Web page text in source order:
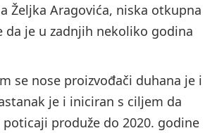
Željka Aragovića, niska otkupna
je u zadnjih nekoliko godina
se nose proizvođači duhana je i
je i iniciran s ciljem da
produže do 2020. godine